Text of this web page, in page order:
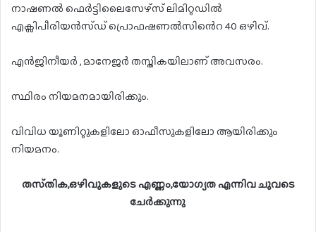
നാഷണൽ ഫെർട്ടിലൈസേഴ്സ് ലിമിറ്റഡിൽ
എക്സിപീരിയൻസ്ഡ് പ്രൊഫഷണൽസിൻെറ 40 ഒഴിവ്.
എൻജിനീയർ , മാനേജർ തസ്തികയിലാണ് അവസരം.
സ്ഥിരം നിയമനമായിരിക്കും.
വിവിധ യൂണിറ്റുകളിലോ ഓഫീസുകളിലോ ആയിരിക്കും
നിയമനം.
തസ്‌തിക,ഒഴിവുകളുടെ എണ്ണം,യോഗ്യത എന്നിവ ചുവടെ
ചേർക്കുന്നു